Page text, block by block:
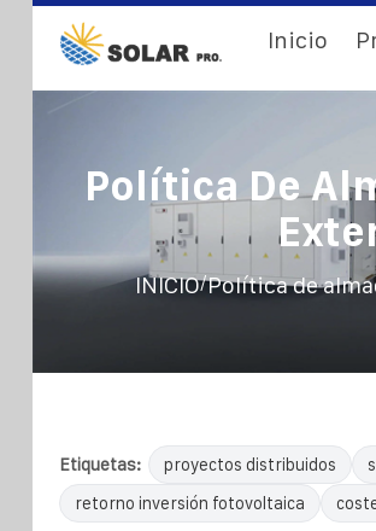
Inicio
Política De
INICIO/Política de
Etiquetas: proyectos distribuidos
retorno inversión fotovoltaica